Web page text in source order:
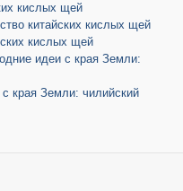
кислых щей
китайских кислых щей
кислых щей
идеи с края Земли:
края Земли: чилийский